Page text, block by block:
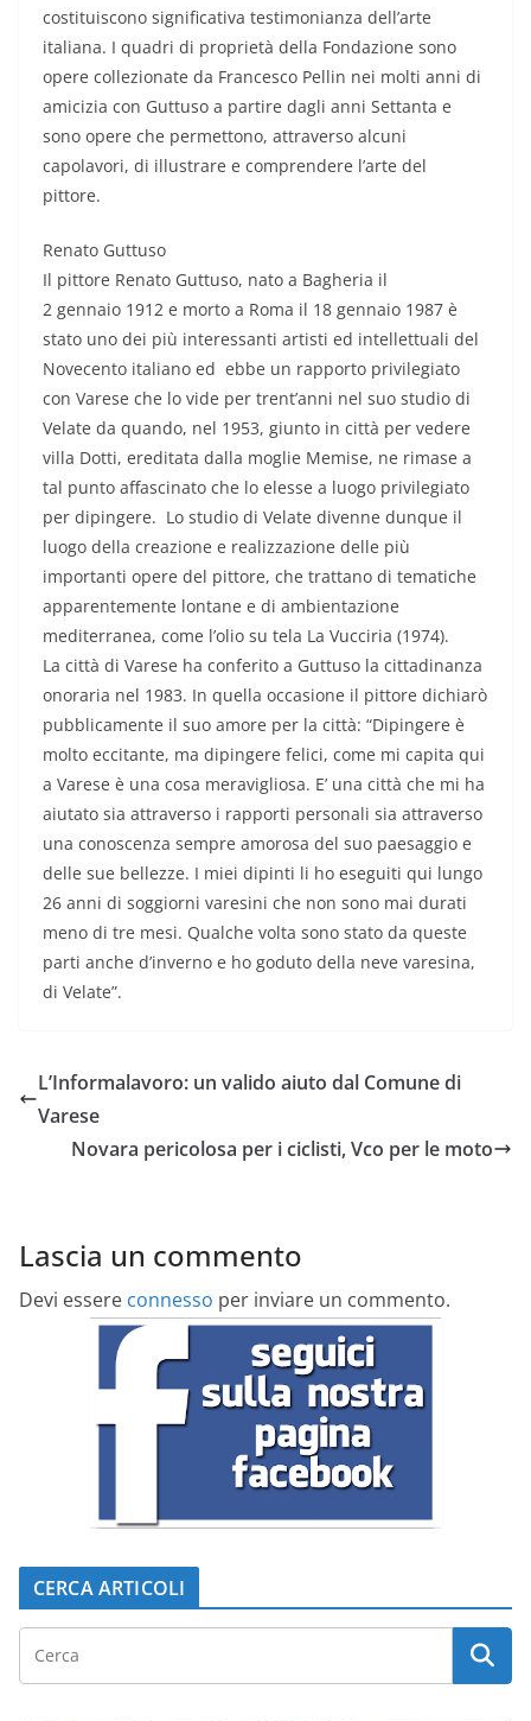
costituiscono significativa testimonianza dell’arte
italiana. I quadri di proprietà della Fondazione sono
opere collezionate da Francesco Pellin nei molti anni di
amicizia con Guttuso a partire dagli anni Settanta e
sono opere che permettono, attraverso alcuni
capolavori, di illustrare e comprendere l’arte del
pittore.
Renato Guttuso
Il pittore Renato Guttuso, nato a Bagheria il
2 gennaio 1912 e morto a Roma il 18 gennaio 1987 è
stato uno dei più interessanti artisti ed intellettuali del
Novecento italiano ed ebbe un rapporto privilegiato
con Varese che lo vide per trent’anni nel suo studio di
Velate da quando, nel 1953, giunto in città per vedere
villa Dotti, ereditata dalla moglie Memise, ne rimase a
tal punto affascinato che lo elesse a luogo privilegiato
per dipingere. Lo studio di Velate divenne dunque il
luogo della creazione e realizzazione delle più
importanti opere del pittore, che trattano di tematiche
apparentemente lontane e di ambientazione
mediterranea, come l’olio su tela La Vucciria (1974).
La città di Varese ha conferito a Guttuso la cittadinanza
onoraria nel 1983. In quella occasione il pittore dichiarò
pubblicamente il suo amore per la città: “Dipingere è
molto eccitante, ma dipingere felici, come mi capita qui
a Varese è una cosa meravigliosa. E’ una città che mi ha
aiutato sia attraverso i rapporti personali sia attraverso
una conoscenza sempre amorosa del suo paesaggio e
delle sue bellezze. I miei dipinti li ho eseguiti qui lungo
26 anni di soggiorni varesini che non sono mai durati
meno di tre mesi. Qualche volta sono stato da queste
parti anche d’inverno e ho goduto della neve varesina,
di Velate”.
L’Informalavoro: un valido aiuto dal Comune di
Varese
Novara pericolosa per i ciclisti, Vco per le moto
Lascia un commento
Devi essere connesso per inviare un commento.
CERCA ARTICOLI